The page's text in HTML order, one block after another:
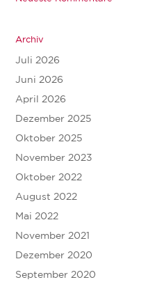
Archiv
Juli 2026
Juni 2026
April 2026
Dezember 2025
Oktober 2025
November 2023
Oktober 2022
August 2022
Mai 2022
November 2021
Dezember 2020
September 2020